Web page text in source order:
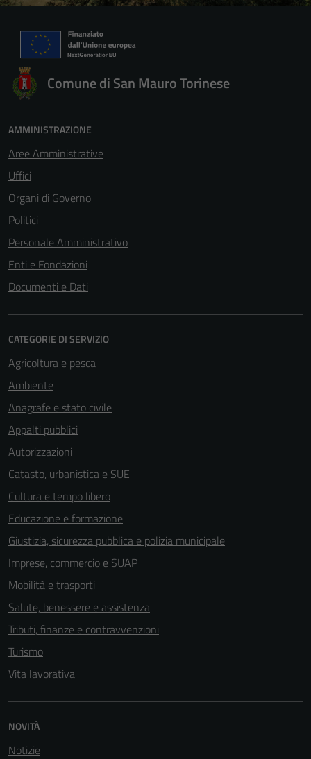
Comune di San Mauro Torinese
AMMINISTRAZIONE
Aree Amministrative
Uffici
Organi di Governo
Politici
Personale Amministrativo
Enti e Fondazioni
Documenti e Dati
CATEGORIE DI SERVIZIO
Agricoltura e pesca
Ambiente
Anagrafe e stato civile
Appalti pubblici
Autorizzazioni
Catasto, urbanistica e SUE
Cultura e tempo libero
Educazione e formazione
Giustizia, sicurezza pubblica e polizia municipale
Imprese, commercio e SUAP
Mobilità e trasporti
Salute, benessere e assistenza
Tributi, finanze e contravvenzioni
Turismo
Vita lavorativa
NOVITÀ
Notizie